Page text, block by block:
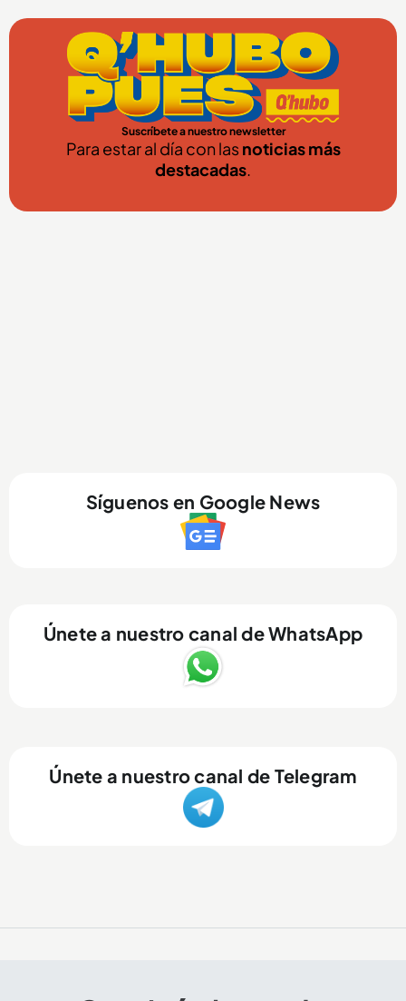
Suscríbete a nuestro newsletter
Para estar al día con lasnoticias más
destacadas.
Síguenos en Google News
Únete a nuestro canal de WhatsApp
Únete a nuestro canal de Telegram